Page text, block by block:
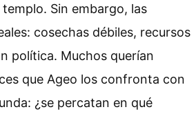
Sin embargo, las
cosechas débiles, recursos
política. Muchos querían
que Ageo los confronta con
¿se percatan en qué